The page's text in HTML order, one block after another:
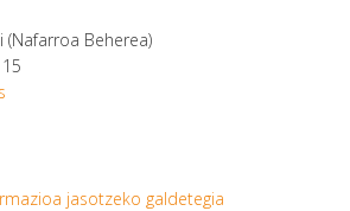
Beherea)
jasotzeko galdetegia